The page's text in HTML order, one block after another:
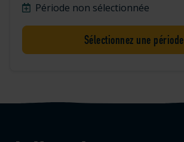
Période non sélectionnée
Sélectionnez une période